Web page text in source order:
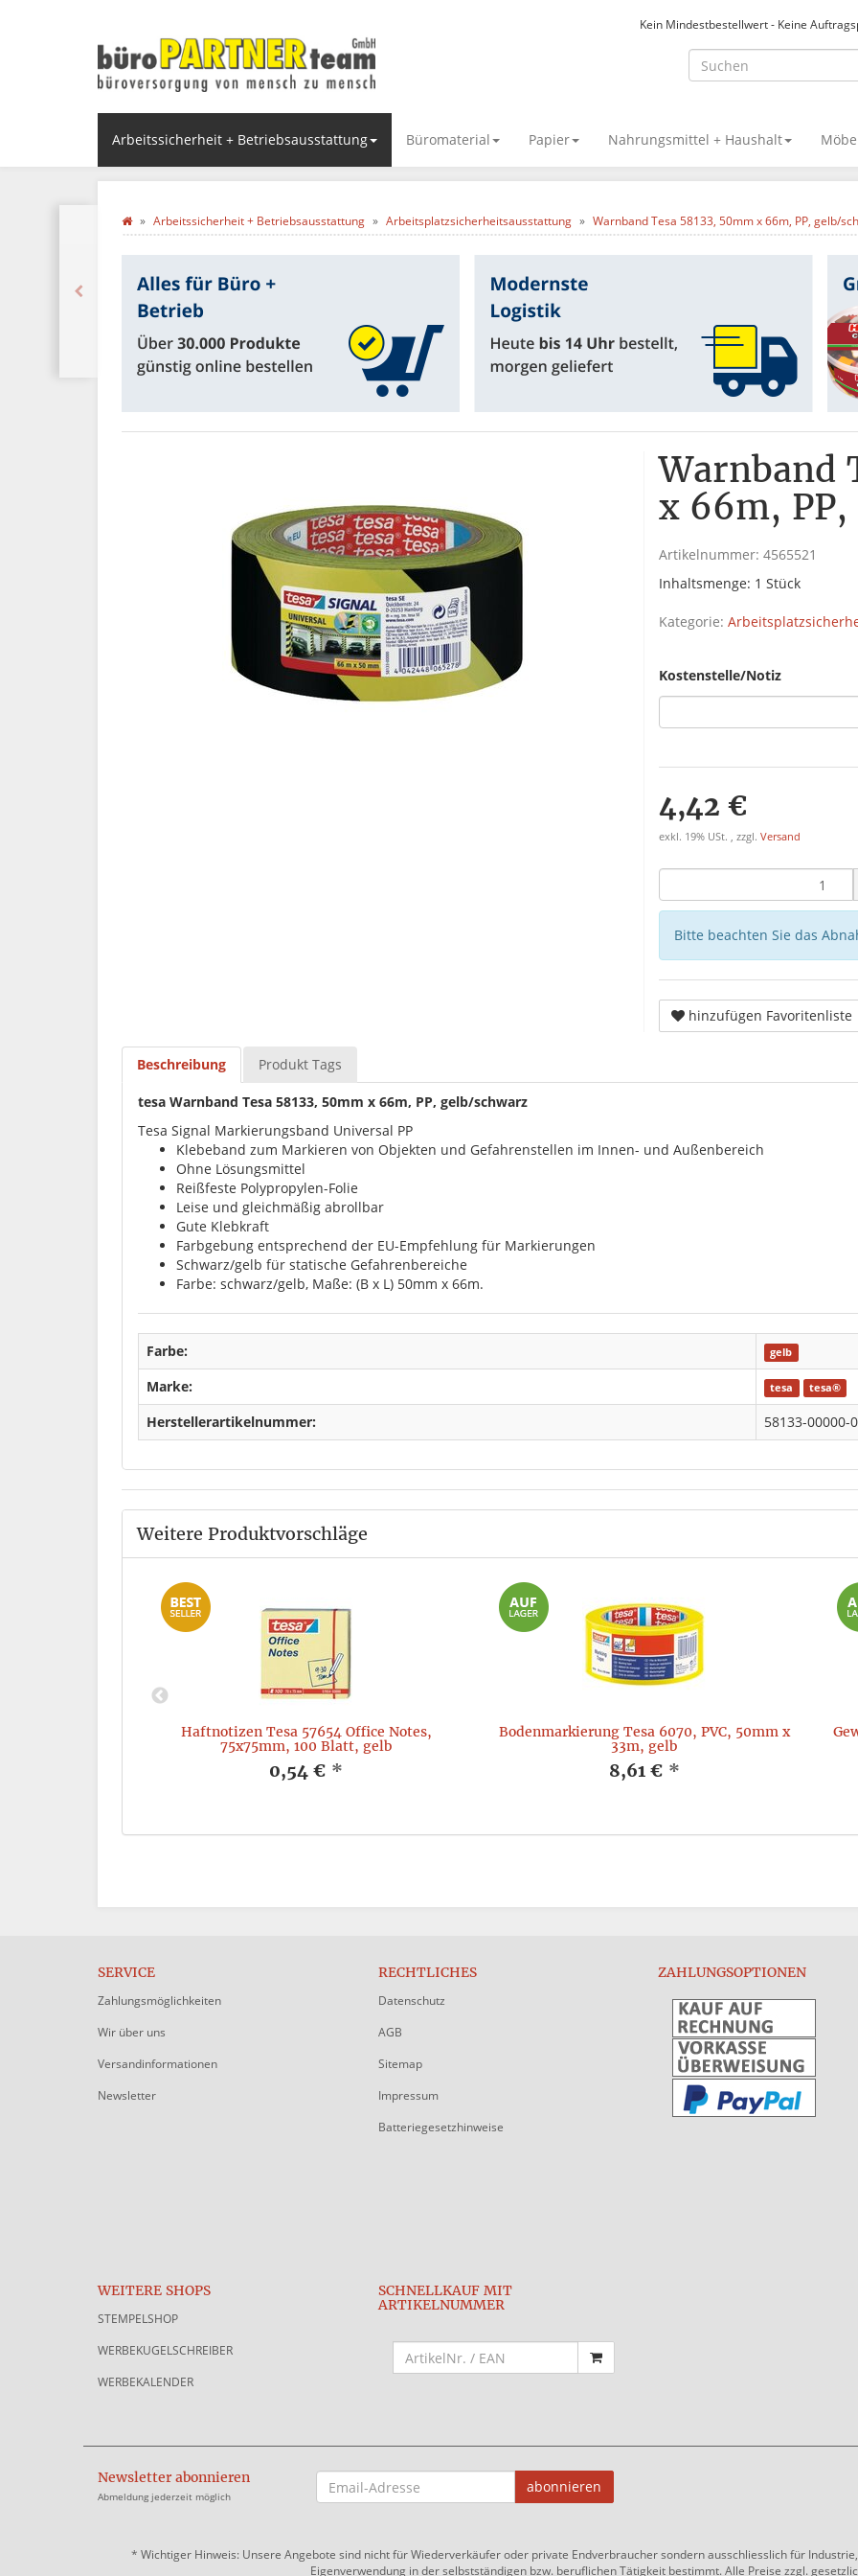
Kein Mindestbestellwert - Keine
Arbeitssicherheit + Betriebsausstattung Büromaterial Papier Nahrungsmittel + Haushalt
Arbeitssicherheit + Betriebsausstattung Arbeitsplatzsicherheitsausstattung Warnband Tesa 58133, 50mm x 66m, PP, gelb/
Warnband
x 66m,
Artikelnummer: 4565521
Inhaltsmenge: 1 Stück
Kategorie:
Kostenstelle/Notiz
4,42 €
exkl. 19% USt. , zzgl. Versand
Bitte beachten Sie das
hinzufügen Favoritenliste
Beschreibung Produkt Tags
tesa Warnband Tesa 58133, 50mm x 66m, PP, gelb/schwarz
Tesa Signal Markierungsband Universal PP
Klebeband zum Markieren von Objekten und Gefahrenstellen im Innen- und Außenbereich
Ohne Lösungsmittel
Reißfeste Polypropylen-Folie
Leise und gleichmäßig abrollbar
Gute Klebkraft
Farbgebung entsprechend der EU-Empfehlung für Markierungen
Schwarz/gelb für statische Gefahrenbereiche
Farbe: schwarz/gelb, Maße: (B x L) 50mm x 66m.
Farbe: gelb
Marke: tesa tesa®
Herstellerartikelnummer: 58133-00000-
Weitere Produktvorschläge
Haftnotizen Tesa 57654 Office Notes,
75x75mm, 100 Blatt, gelb
0,54 € *
Bodenmarkierung Tesa 6070, PVC, 50mm x
33m, gelb
8,61 € *
SERVICE
Zahlungsmöglichkeiten
Wir über uns
Versandinformationen
Newsletter
RECHTLICHES
Datenschutz
AGB
Sitemap
Impressum
Batteriegesetzhinweise
ZAHLUNGSOPTIONEN
WEITERE SHOPS
STEMPELSHOP
WERBEKUGELSCHREIBER
WERBEKALENDER
SCHNELLKAUF MIT
ARTIKELNUMMER
Newsletter abonnieren
Abmeldung jederzeit möglich
EMAIL-
ADRESSE
abonnieren
* Wichtiger Hinweis: Unsere Angebote sind nicht für Wiederverkäufer oder private Endverbraucher sondern ausschliesslich für
Eigenverwendung in der selbstständigen bzw. beruflichen Tätigkeit bestimmt. Alle Preise zzgl.